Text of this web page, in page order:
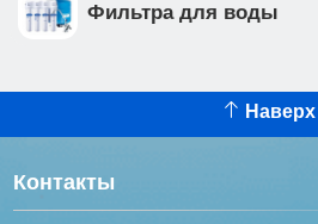
Фильтра для воды
Наверх
Контакты